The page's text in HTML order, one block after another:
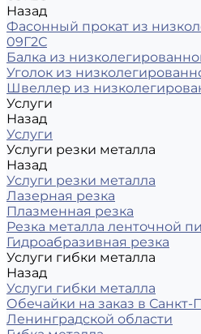
Назад
Фасонный прокат из
09Г2С
Балка из
Уголок из
Швеллер из
Услуги
Назад
Услуги
Услуги резки металла
Назад
Услуги резки металла
Лазерная резка
Плазменная резка
Резка металла ленточной
Гидроабразивная резка
Услуги гибки металла
Назад
Услуги гибки металла
Обечайки на заказ в Санкт-
Ленинградской области